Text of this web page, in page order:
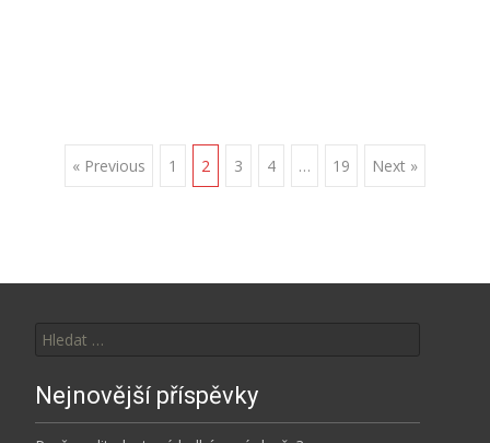
Posts
« Previous 1 2 3 4 … 19 Next »
Nejnovější příspěvky